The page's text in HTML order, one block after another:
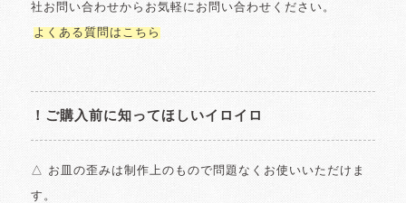
社お問い合わせからお気軽にお問い合わせください。
よくある質問はこちら
！ご購入前に知ってほしいイロイロ
△ お皿の歪みは制作上のもので問題なくお使いいただけま
す。